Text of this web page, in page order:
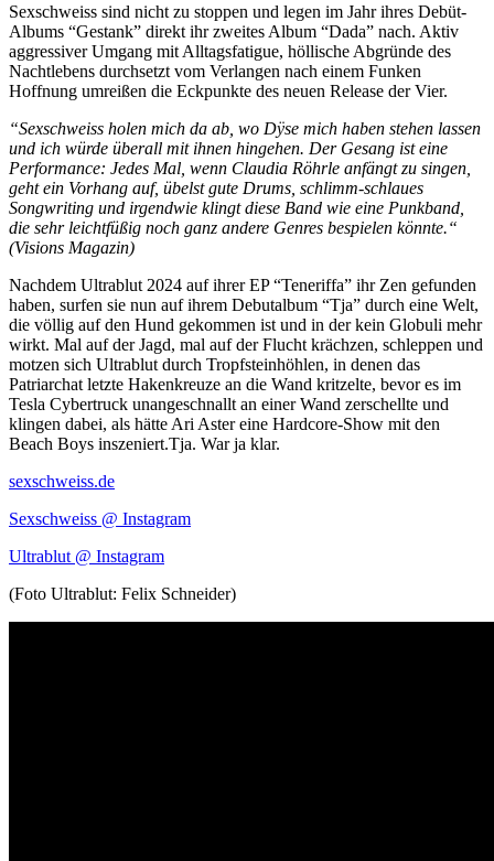
Sexschweiss sind nicht zu stoppen und legen im Jahr ihres Debüt-
Albums “Gestank” direkt ihr zweites Album “Dada” nach. Aktiv
aggressiver Umgang mit Alltagsfatigue, höllische Abgründe des
Nachtlebens durchsetzt vom Verlangen nach einem Funken
Hoffnung umreißen die Eckpunkte des neuen Release der Vier.
“Sexschweiss holen mich da ab, wo Dÿse mich haben stehen lassen
und ich würde überall mit ihnen hingehen. Der Gesang ist eine
Performance: Jedes Mal, wenn Claudia Röhrle anfängt zu singen,
geht ein Vorhang auf, übelst gute Drums, schlimm-schlaues
Songwriting und irgendwie klingt diese Band wie eine Punkband,
die sehr leichtfüßig noch ganz andere Genres bespielen könnte.“
(Visions Magazin)
Nachdem Ultrablut 2024 auf ihrer EP “Teneriffa” ihr Zen gefunden
haben, surfen sie nun auf ihrem Debutalbum “Tja” durch eine Welt,
die völlig auf den Hund gekommen ist und in der kein Globuli mehr
wirkt. Mal auf der Jagd, mal auf der Flucht krächzen, schleppen und
motzen sich Ultrablut durch Tropfsteinhöhlen, in denen das
Patriarchat letzte Hakenkreuze an die Wand kritzelte, bevor es im
Tesla Cybertruck unangeschnallt an einer Wand zerschellte und
klingen dabei, als hätte Ari Aster eine Hardcore-Show mit den
Beach Boys inszeniert.Tja. War ja klar.
sexschweiss.de
Sexschweiss @ Instagram
Ultrablut @ Instagram
(Foto Ultrablut: Felix Schneider)